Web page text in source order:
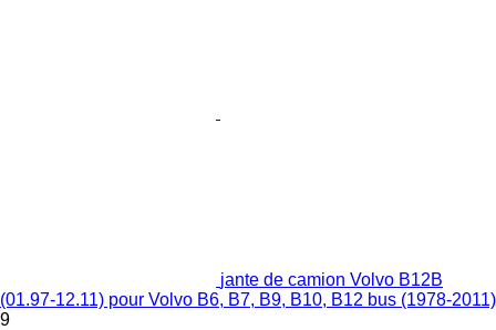
jante de camion Volvo B12B
(01.97-12.11) pour Volvo B6, B7, B9, B10, B12 bus (1978-2011)
9